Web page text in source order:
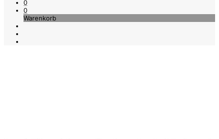
0
0
Warenkorb